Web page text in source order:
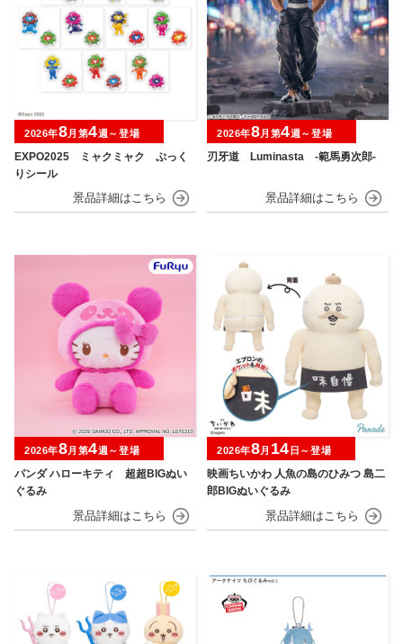
EXPO2025 ミャクミャク ぷっく
りシール
2026年8月第4週～登場
刃牙道 Luminasta ‐範馬勇次郎‐
2026年8月第4週～登場
パンダ ハローキティ 超超BIGぬい
ぐるみ
2026年8月第4週～登場
映画ちいかわ 人魚の島のひみつ 島二
郎BIGぬいぐるみ
2026年8月 14 日～登場